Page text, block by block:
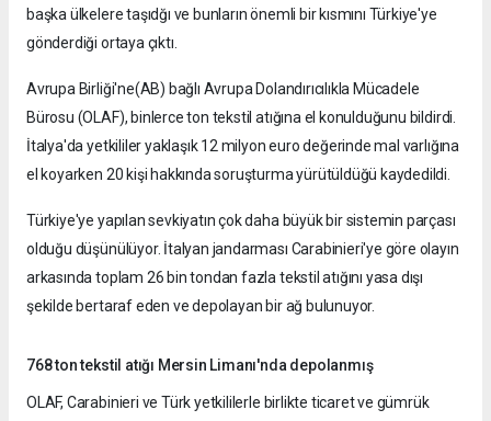
başka ülkelere taşıdğı ve bunların önemli bir kısmını Türkiye'ye
gönderdiği ortaya çıktı.
Avrupa Birliği'ne(AB) bağlı Avrupa Dolandırıcılıkla Mücadele
Bürosu (OLAF), binlerce ton tekstil atığına el konulduğunu bildirdi.
İtalya'da yetkililer yaklaşık 12 milyon euro değerinde mal varlığına
el koyarken 20 kişi hakkında soruşturma yürütüldüğü kaydedildi.
Türkiye'ye yapılan sevkiyatın çok daha büyük bir sistemin parçası
olduğu düşünülüyor. İtalyan jandarması Carabinieri'ye göre olayın
arkasında toplam 26 bin tondan fazla tekstil atığını yasa dışı
şekilde bertaraf eden ve depolayan bir ağ bulunuyor.
768 ton tekstil atığı Mersin Limanı'nda depolanmış
OLAF, Carabinieri ve Türk yetkililerle birlikte ticaret ve gümrük